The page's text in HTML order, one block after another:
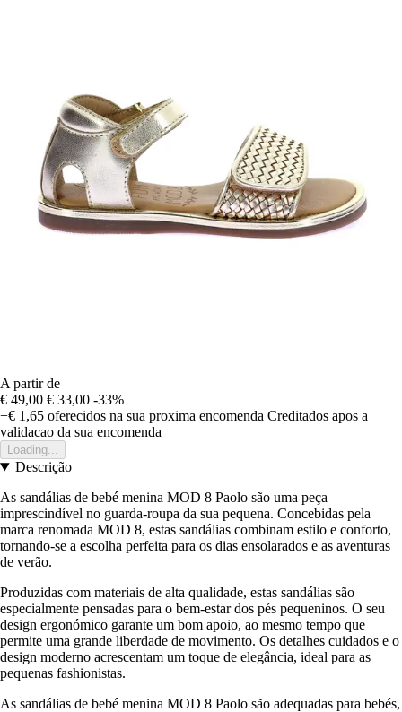
A partir de
€ 49,00 € 33,00 -33%
+€ 1,65 oferecidos na sua proxima encomenda Creditados apos a
validacao da sua encomenda
Loading...
Descrição
As sandálias de bebé menina MOD 8 Paolo são uma peça
imprescindível no guarda-roupa da sua pequena. Concebidas pela
marca renomada MOD 8, estas sandálias combinam estilo e conforto,
tornando-se a escolha perfeita para os dias ensolarados e as aventuras
de verão.
Produzidas com materiais de alta qualidade, estas sandálias são
especialmente pensadas para o bem-estar dos pés pequeninos. O seu
design ergonómico garante um bom apoio, ao mesmo tempo que
permite uma grande liberdade de movimento. Os detalhes cuidados e o
design moderno acrescentam um toque de elegância, ideal para as
pequenas fashionistas.
As sandálias de bebé menina MOD 8 Paolo são adequadas para bebés,